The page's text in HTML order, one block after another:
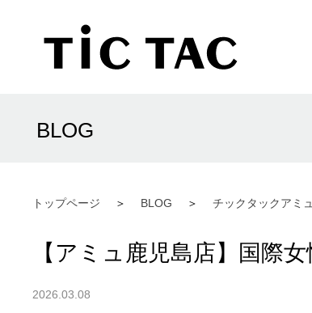
トップページ BLOG チックタックアミ
BLOG
【アミュ鹿児島店】国際
2026.03.08